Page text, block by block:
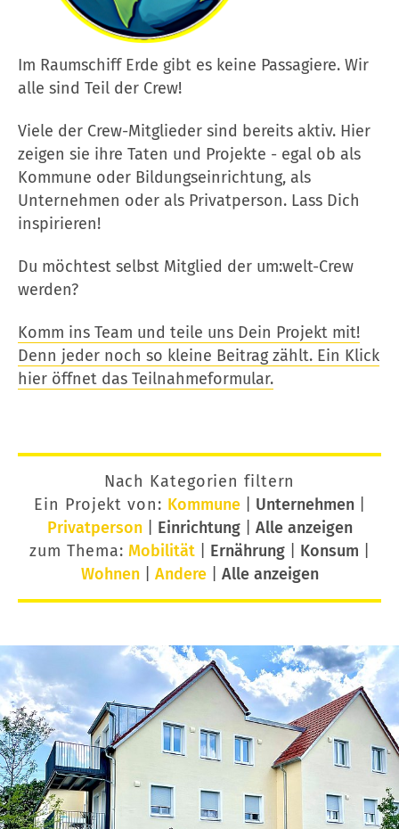
Im Raumschiff Erde gibt es keine Passagiere. Wir
alle sind Teil der Crew!
Viele der Crew-Mitglieder sind bereits aktiv. Hier
zeigen sie ihre Taten und Projekte - egal ob als
Kommune oder Bildungseinrichtung, als
Unternehmen oder als Privatperson. Lass Dich
inspirieren!
Du möchtest selbst Mitglied der um:welt-Crew
werden?
Komm ins Team und teile uns Dein Projekt mit!
Denn jeder noch so kleine Beitrag zählt. Ein Klick
hier öffnet das Teilnahmeformular.
Nach Kategorien filtern
Ein Projekt von: Kommune| Unternehmen|
Privatperson| Einrichtung| Alle anzeigen
zum Thema: Mobilität Ernährung Konsum
Wohnen| Andere| Alle anzeigen